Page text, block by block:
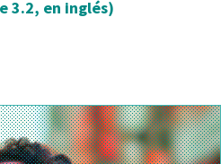
3.2, en inglés)